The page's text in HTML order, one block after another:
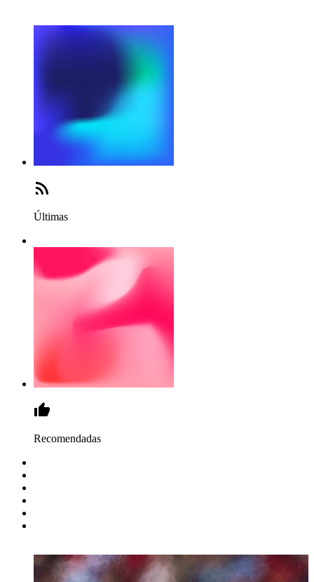
Últimas
Recomendadas